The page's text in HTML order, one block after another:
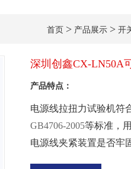
首页 > 产品展示 > 开
深圳创鑫CX-LN50A
产品特点：
电源线拉扭力试验机符
GB4706-2005等标准，
电源线夹紧装置是否牢